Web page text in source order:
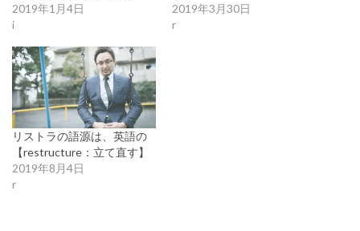
2019年1月4日
i
2019年3月30日
r
リストラの語源は、英語の
【restructure：立て直す】
2019年8月4日
r